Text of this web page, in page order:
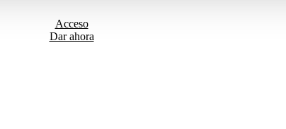
Acceso
Dar ahora